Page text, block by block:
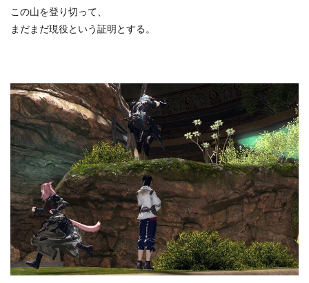
この山を登り切って、
まだまだ現役という証明とする。